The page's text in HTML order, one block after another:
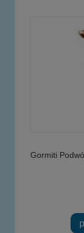
Gormiti